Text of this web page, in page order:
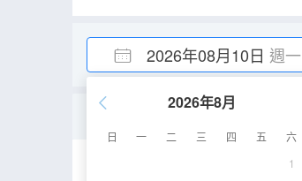
2026年08月10日 週一
2026年8月
日 一 二 三 四 五
六
1
30-35㎡